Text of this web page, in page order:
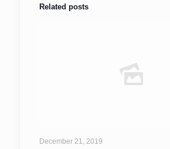
Related posts
December 21, 2019